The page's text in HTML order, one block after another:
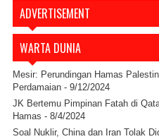
ADVERTISEMENT
WARTA DUNIA
Mesir: Perundingan Hamas
Perdamaian - 9/12/2024
JK Bertemu Pimpinan Fatah di
Hamas - 8/4/2024
Soal Nuklir, China dan Iran Tolak